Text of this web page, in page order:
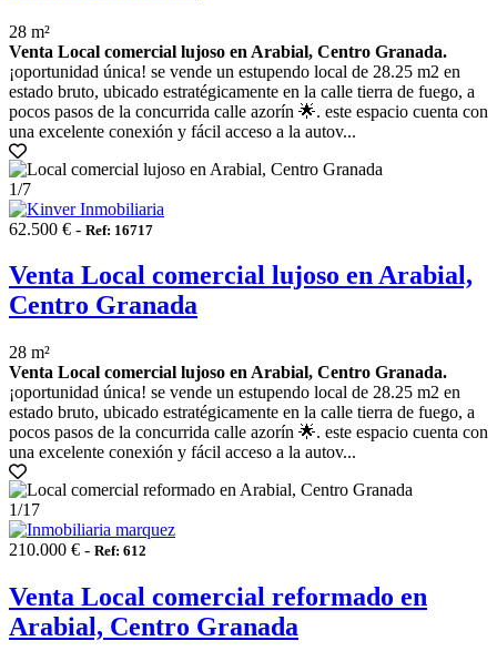
28 m²
Venta Local comercial lujoso en Arabial, Centro Granada.
¡oportunidad única! se vende un estupendo local de 28.25 m2 en
estado bruto, ubicado estratégicamente en la calle tierra de fuego, a
pocos pasos de la concurrida calle azorín 🌟. este espacio cuenta con
una excelente conexión y fácil acceso a la autov...
1/7
62.500 € - Ref: 16717
Venta Local comercial lujoso en Arabial,
Centro Granada
28 m²
Venta Local comercial lujoso en Arabial, Centro Granada.
¡oportunidad única! se vende un estupendo local de 28.25 m2 en
estado bruto, ubicado estratégicamente en la calle tierra de fuego, a
pocos pasos de la concurrida calle azorín 🌟. este espacio cuenta con
una excelente conexión y fácil acceso a la autov...
1/17
210.000 € - Ref: 612
Venta Local comercial reformado en
Arabial, Centro Granada